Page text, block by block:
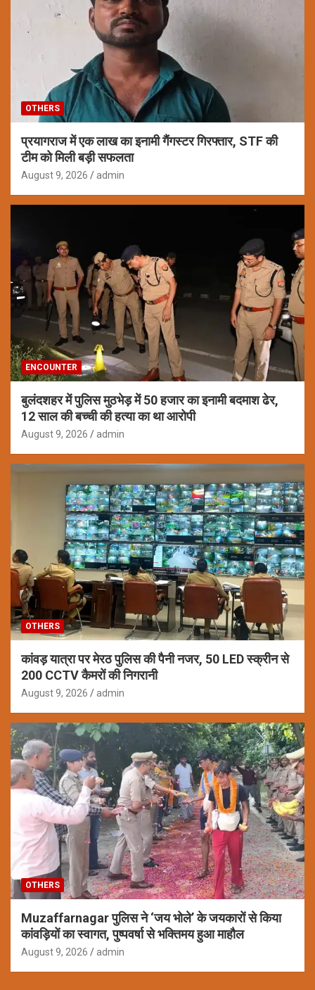
OTHERS
प्रयागराज में एक लाख का इनामी गैंगस्टर गिरफ्तार, STF की
टीम को मिली बड़ी सफलता
August 9, 2026 admin
ENCOUNTER
बुलंदशहर में पुलिस मुठभेड़ में 50 हजार का इनामी बदमाश ढेर,
12 साल की बच्ची की हत्या का था आरोपी
August 9, 2026 admin
OTHERS
कांवड़ यात्रा पर मेरठ पुलिस की पैनी नजर, 50 LED स्क्रीन से
200 CCTV कैमरों की निगरानी
August 9, 2026 admin
OTHERS
Muzaffarnagar पुलिस ने ‘जय भोले’ के जयकारों से किया
कांवड़ियों का स्वागत, पुष्पवर्षा से भक्तिमय हुआ माहौल
August 9, 2026 admin